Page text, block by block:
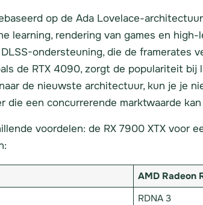
op de Ada Lovelace-
learning, rendering van games en
ondersteuning, die de framerates
de RTX 4090, zorgt de populariteit
de nieuwste architectuur, kun je je
die een concurrerende marktwaarde
voordelen: de RX 7900 XTX voor
AMD Radeon
RDNA 3